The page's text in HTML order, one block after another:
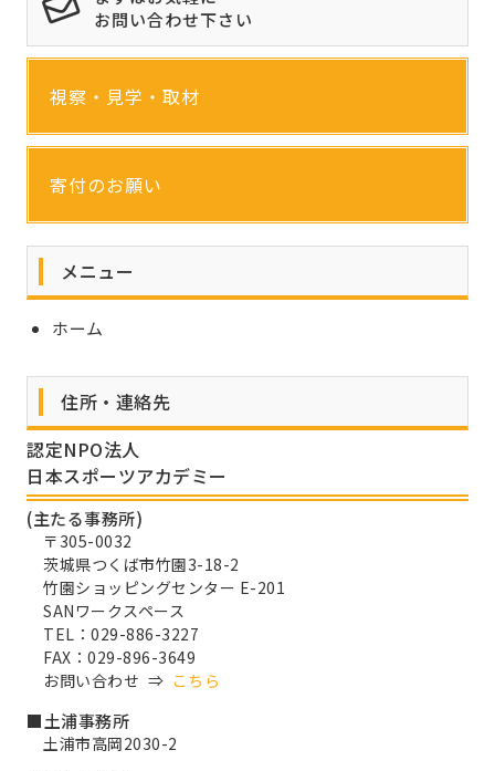
お問い合わせ下さい
視察・見学・取材
寄付のお願い
メニュー
ホーム
住所・連絡先
認定NPO法人
日本スポーツアカデミー
(主たる事務所)
〒305-0032
茨城県つくば市竹園3-18-2
竹園ショッピングセンター E-201
SANワークスペース
TEL：029-886-3227
FAX：029-896-3649
お問い合わせ ⇒ こちら
■土浦事務所
土浦市高岡2030-2